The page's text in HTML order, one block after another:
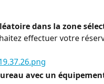
dans la zone
effectuer votre
avec un